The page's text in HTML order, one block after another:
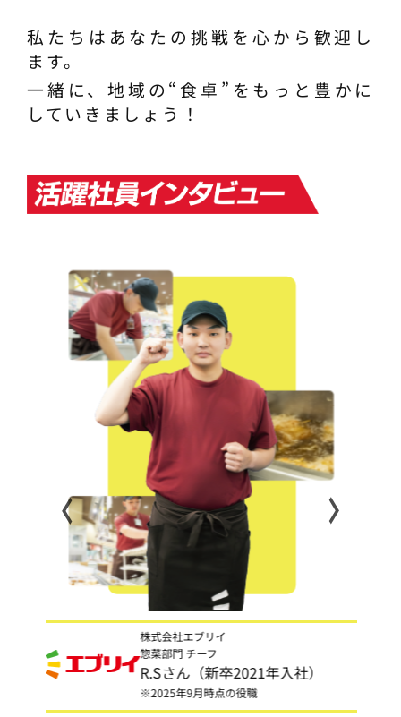
私たちはあなたの挑戦を心から歓迎し
ます。
一緒に、地域の“食卓”をもっと豊かに
していきましょう！
株式会社エブリイ
惣菜部門 チーフ
R.Sさん（新卒2021年入社）
※2025年9月時点の役職